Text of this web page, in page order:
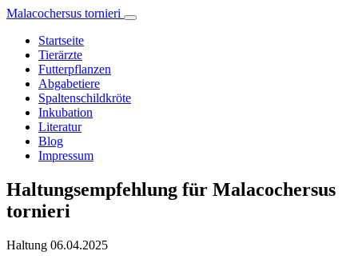
Malacochersus tornieri
Startseite
Tierärzte
Futterpflanzen
Abgabetiere
Spaltenschildkröte
Inkubation
Literatur
Blog
Impressum
Haltungsempfehlung für Malacochersus
tornieri
Haltung 06.04.2025